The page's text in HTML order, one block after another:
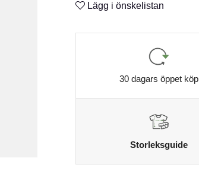
Lägg i önskelistan
30 dagars öppet köp
Storleksguide